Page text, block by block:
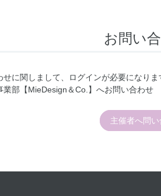
お問い
に関しまして、ログインが必要になりま
業部【MieDesign＆Co.】へお問い合わせ
主催者へ問い